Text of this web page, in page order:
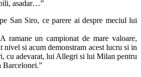
asadar…”
San Siro, ce parere ai despre meciul lui
ramane un campionat de mare valoare,
si acum demonstram acest lucru si in
cu adevarat, lui Allegri si lui Milan pentru
Barcelonei.”